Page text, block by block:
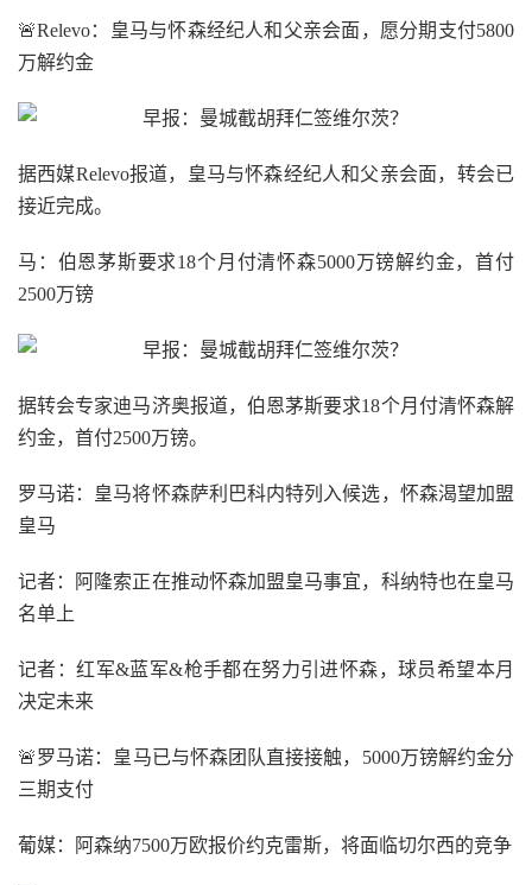
🚨Relevo：皇马与怀森经纪人和父亲会面，愿分期支付5800
万解约金
据西媒Relevo报道，皇马与怀森经纪人和父亲会面，转会已
接近完成。
马：伯恩茅斯要求18个月付清怀森5000万镑解约金，首付
2500万镑
据转会专家迪马济奥报道，伯恩茅斯要求18个月付清怀森解
约金，首付2500万镑。
罗马诺：皇马将怀森萨利巴科内特列入候选，怀森渴望加盟
皇马
记者：阿隆索正在推动怀森加盟皇马事宜，科纳特也在皇马
名单上
记者：红军&蓝军&枪手都在努力引进怀森，球员希望本月
决定未来
🚨罗马诺：皇马已与怀森团队直接接触，5000万镑解约金分
三期支付
葡媒：阿森纳7500万欧报价约克雷斯，将面临切尔西的竞争